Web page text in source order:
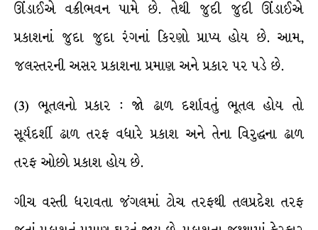
ઊંડાઈએ વક્રીભવન પામે છે. તેથી જુદી જુદી ઊંડાઈએ
પ્રકાશનાં જુદા જુદા રંગનાં કિરણો પ્રાપ્ય હોય છે. આમ,
જલસ્તરની અસર પ્રકાશના પ્રમાણ અને પ્રકાર પર પડે છે.
(3) ભૂતલનો પ્રકાર : જો ઢાળ દર્શાવતું ભૂતલ હોય તો
સૂર્યદર્શી ઢાળ તરફ વધારે પ્રકાશ અને તેના વિરુદ્ધના ઢાળ
તરફ ઓછો પ્રકાશ હોય છે.
ગીચ વસ્તી ધરાવતા જંગલમાં ટોચ તરફથી તલપ્રદેશ તરફ